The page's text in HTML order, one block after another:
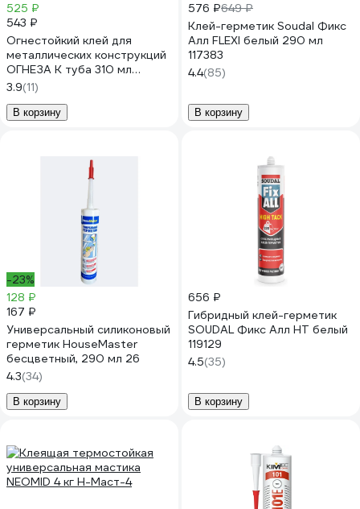
525 ₽
543 ₽
Огнестойкий клей для
металлических конструкций
ОГНЕЗА К туба 310 мл
105070
3.9(11)
В корзину
576 ₽649 ₽
Клей-герметик Soudal Фикс
Алл FLEXI белый 290 мл
117383
4.4(85)
В корзину
-23%
128 ₽
167 ₽
Универсальный силиконовый
герметик HouseMaster
бесцветный, 290 мл 26
4.3(34)
В корзину
656 ₽
Гибридный клей-герметик
SOUDAL Фикс Алл НТ белый
119129
4.5(35)
В корзину